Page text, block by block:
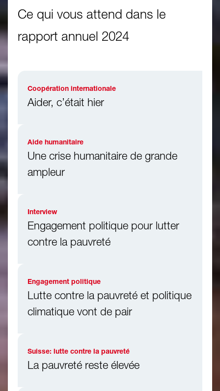
Ce qui vous attend dans le
rapport annuel 2024
Coopération internationale
Aider, c’était hier
Aide humanitaire
Une crise humanitaire de grande
ampleur
Interview
Engagement politique pour lutter
contre la pauvreté
Engagement politique
Lutte contre la pauvreté et politique
climatique vont de pair
Suisse: lutte contre la pauvreté
La pauvreté reste élevée